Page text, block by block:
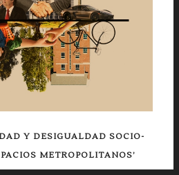
Y DESIGUALDAD SOCIO-
METROPOLITANOS’